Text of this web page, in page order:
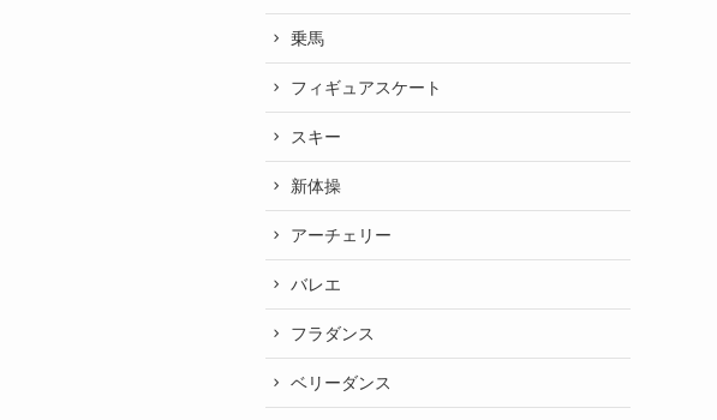
乗馬
フィギュアスケート
スキー
新体操
アーチェリー
バレエ
フラダンス
ベリーダンス